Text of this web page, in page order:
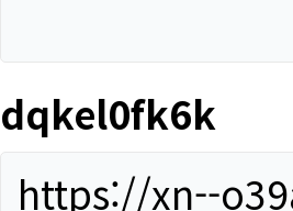
dqkel0fk6k
https://xn--